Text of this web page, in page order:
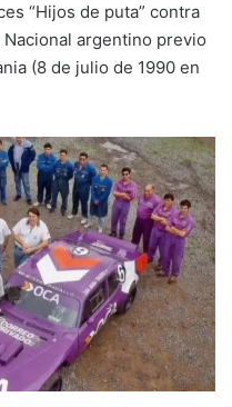
“Hijos de puta” contra
argentino previo
(8 de julio de 1990 en